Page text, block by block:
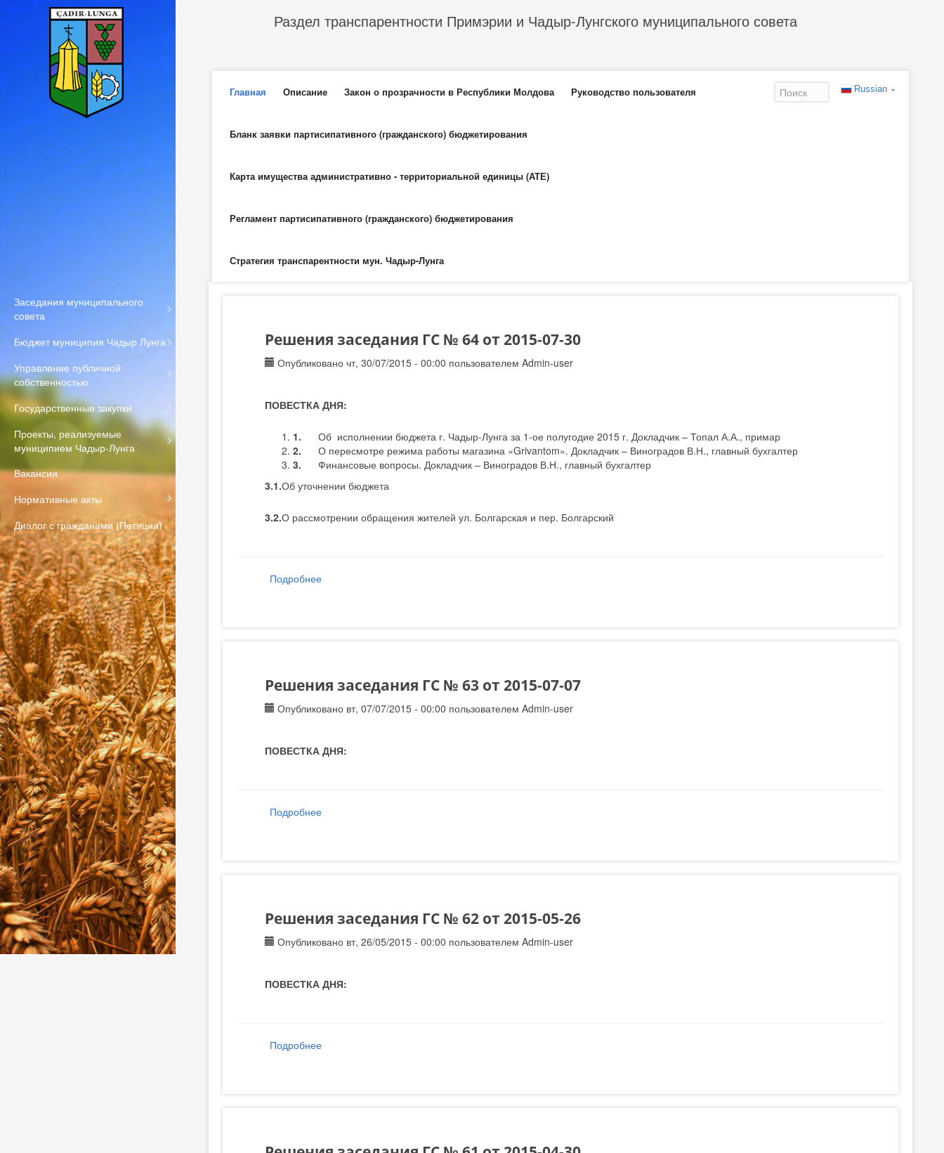
Перейти к основному содержанию
Раздел транспарентности Примэрии и Чадыр-Лунгского муниципального совета
Главное меню
Главная Описание Закон о прозрачности в Республики Молдова Руководство пользователя
Бланк заявки партисипативного (гражданского) бюджетирования
Карта имущества административно - территориальной единицы (АТЕ)
Регламент партисипативного (гражданского) бюджетирования
Стратегия транспарентности мун. Чадыр-Лунга
Russian
Заседания муниципального
совета
Бюджет муниципия Чадыр Лунга
Управление публичной
собственностью
Государственные закупки
Проекты, реализуемые
муниципием Чадыр-Лунга
Вакансии
Нормативные акты
Диалог с гражданами (Петиции)
Решения заседания ГС № 64 от 2015-07-30
Опубликовано чт, 30/07/2015 - 00:00 пользователемAdmin-user
ПОВЕСТКА ДНЯ:
1.Об исполнении бюджета г. Чадыр-Лунга за 1-ое полугодие 2015 г. Докладчик – Топал А.А., примар
2.О пересмотре режима работы магазина «Grivantom». Докладчик – Виноградов В.Н., главный бухгалтер
3.Финансовые вопросы. Докладчик – Виноградов В.Н., главный бухгалтер
3.1.Об уточнении бюджета
3.2.О рассмотрении обращения жителей ул. Болгарская и пер. Болгарский
Подробнее
Решения заседания ГС № 63 от 2015-07-07
Опубликовано вт, 07/07/2015 - 00:00 пользователемAdmin-user
ПОВЕСТКА ДНЯ:
Подробнее
Решения заседания ГС № 62 от 2015-05-26
Опубликовано вт, 26/05/2015 - 00:00 пользователемAdmin-user
ПОВЕСТКА ДНЯ:
Подробнее